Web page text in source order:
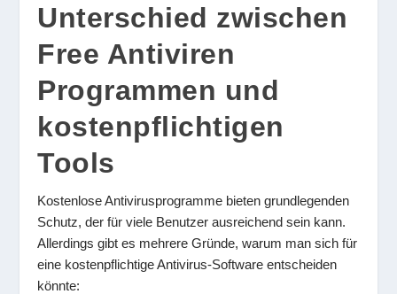
Unterschied zwischen
Free Antiviren
Programmen und
kostenpflichtigen
Tools
Kostenlose Antivirusprogramme bieten grundlegenden
Schutz, der für viele Benutzer ausreichend sein kann.
Allerdings gibt es mehrere Gründe, warum man sich für
eine kostenpflichtige Antivirus-Software entscheiden
könnte: